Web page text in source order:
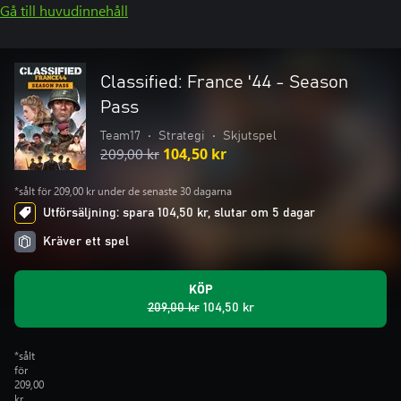
Gå till huvudinnehåll
Classified: France '44 - Season
Pass
Team17 • Strategi • Skjutspel
209,00 kr 104,50 kr
*sålt för 209,00 kr under de senaste 30 dagarna
Utförsäljning: spara 104,50 kr, slutar om 5 dagar
Kräver ett spel
KÖP
209,00 kr 104,50 kr
*sålt
för
209,00